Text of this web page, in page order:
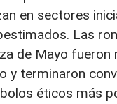
en sectores
Las
de Mayo fueron
y terminaron
éticos más